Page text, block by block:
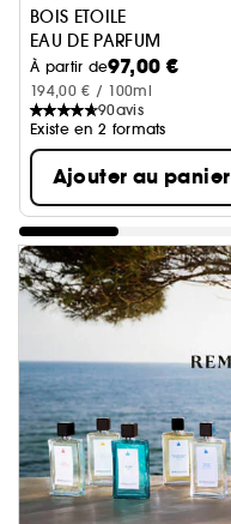
BOIS ETOILE
EAU DE PARFUM
À partir de97,00 €
194,00 € / 100ml
90avis
Existe en 2 formats
Ajouter au panier